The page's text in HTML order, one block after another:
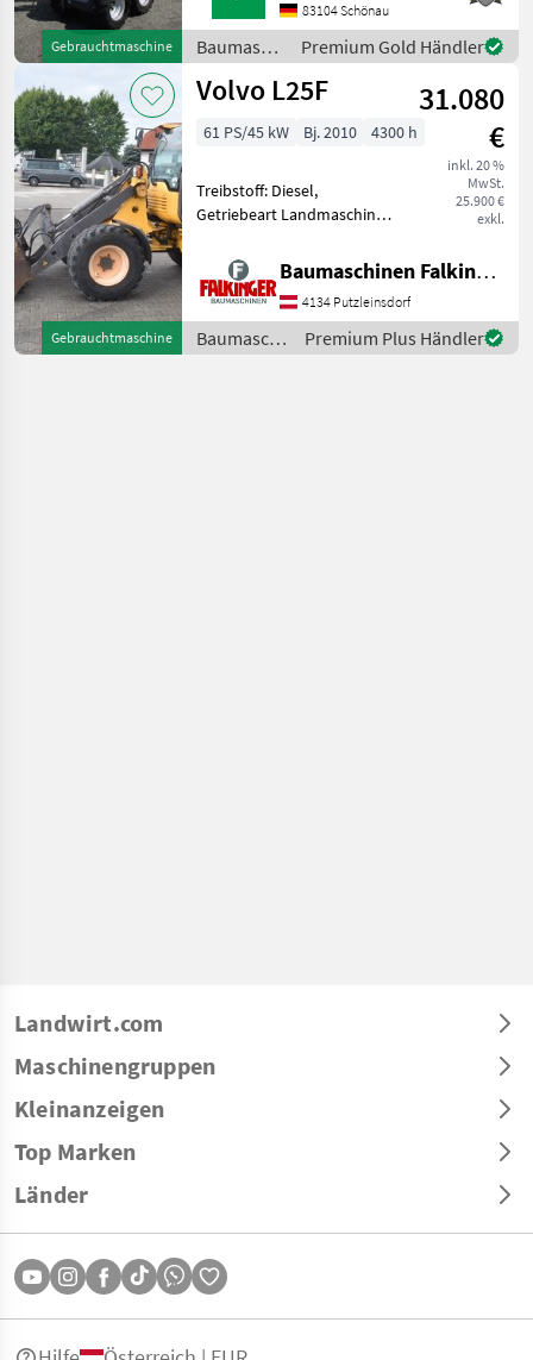
Gebrauchtmaschine
WERKZEUGAUFNAHMEMotor-
Moderner Kubota
Dreizylinderdieselmotor,
Typ
83104 Schönau
Baumaschinen
/ Sonstige
Premium Gold Händler
Gebrauchtmaschine
Volvo L25F
31.080
€
inkl. 20 %
MwSt.
25.900 €
exkl.
61 PS/45 kW Bj. 2010 4300 h
Treibstoff: Diesel,
Getriebeart Landmaschine:
Schnellwechselrahmen,
Zugmaul, Zusatz-
Hydraulikkreis, hydr.
Geräteverriegelung mit
Schaufel und Ga
Baumaschinen Falkinger
4134 Putzleinsdorf
Baumaschinen
/ Volvo
Premium Plus Händler
Landwirt.com
Maschinengruppen
Kleinanzeigen
Top Marken
Länder